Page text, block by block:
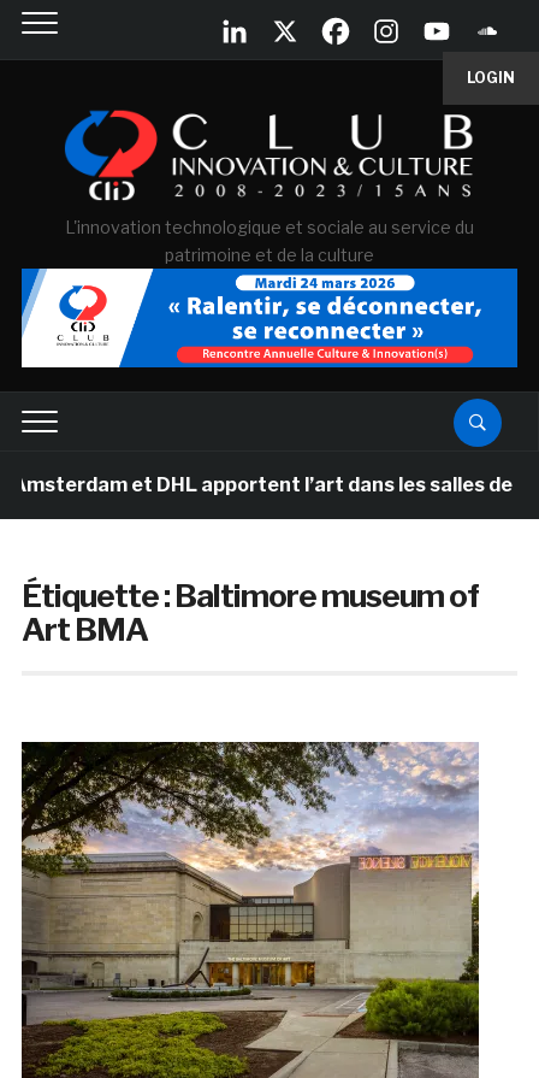
LOGIN
L'innovation technologique et sociale au service du
patrimoine et de la culture
et DHL apportent l’art dans les salles de classe des
Étiquette :Baltimore museum of
Art BMA